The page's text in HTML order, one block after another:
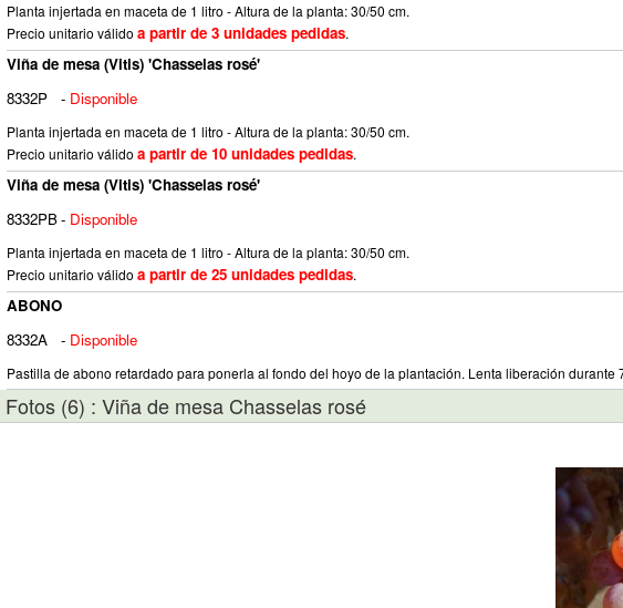
Planta injertada en maceta de 1 litro - Altura de la planta: 30/50 cm.
Precio unitario válido a partir de 3 unidades pedidas.
Viña de mesa (Vitis) 'Chasselas rosé'
8332P
- Disponible
Planta injertada en maceta de 1 litro - Altura de la planta: 30/50 cm.
Precio unitario válido a partir de 10 unidades pedidas.
Viña de mesa (Vitis) 'Chasselas rosé'
8332PB- Disponible
Planta injertada en maceta de 1 litro - Altura de la planta: 30/50 cm.
Precio unitario válido a partir de 25 unidades pedidas.
ABONO
8332A
- Disponible
Pastilla de abono retardado para ponerla al fondo del hoyo de la plantación. Lenta liberación durante
Fotos (6) : Viña de mesa Chasselas rosé